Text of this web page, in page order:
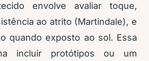
envolve avaliar toque,
ao atrito (Martindale), e
quando exposto ao sol. Essa
incluir protótipos ou um